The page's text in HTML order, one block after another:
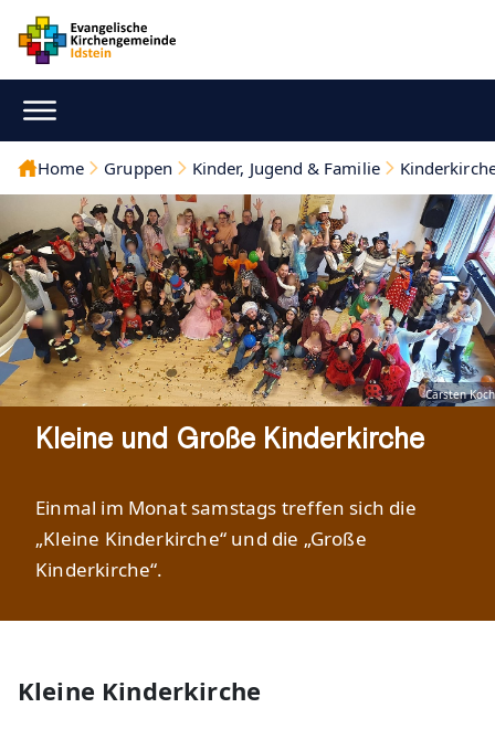
Home Gruppen Kinder, Jugend & Familie
Carsten Koch
Kleine und Große Kinderkirche
Einmal im Monat samstags treffen sich die
„Kleine Kinderkirche“ und die „Große
Kinderkirche“.
Kleine Kinderkirche